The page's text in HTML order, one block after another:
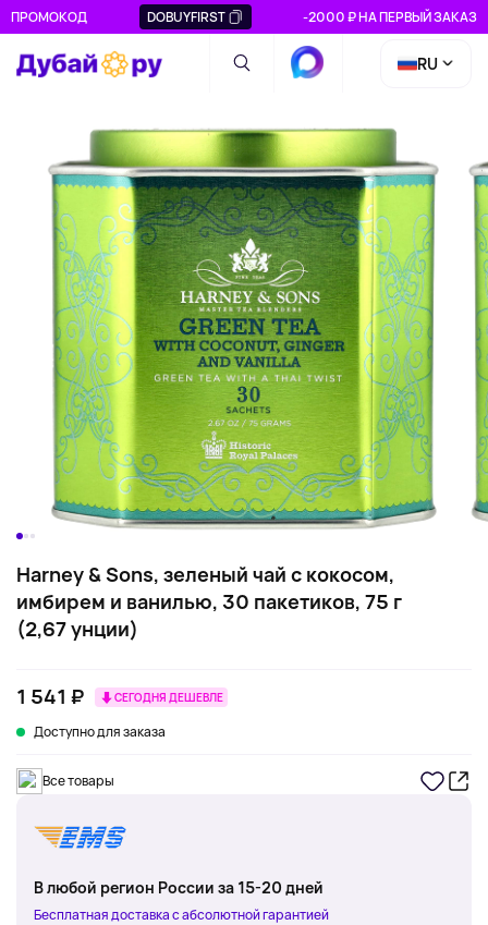
ПРОМОКОД DOBUYFIRST -2000 ₽ НА ПЕРВЫЙ ЗАКАЗ
RU
Harney & Sons, зеленый чай с кокосом,
имбирем и ванилью, 30 пакетиков, 75 г
(2,67 унции)
1 541 ₽ СЕГОДНЯ ДЕШЕВЛЕ
Доступно для заказа
Все товары
В любой регион России за 15-20 дней
Бесплатная доставка с абсолютной гарантией